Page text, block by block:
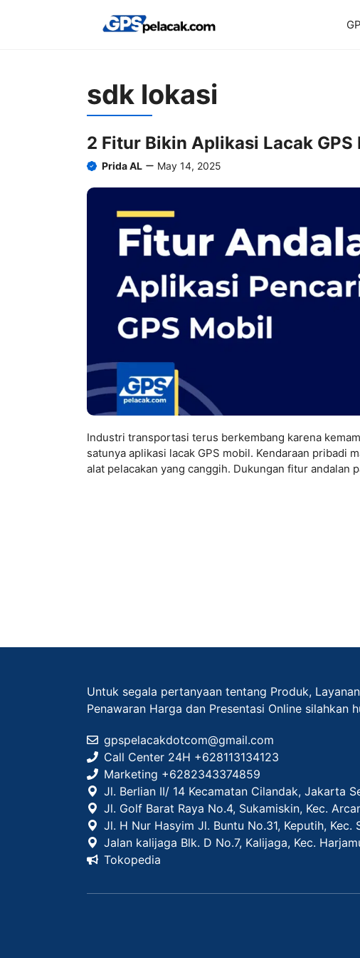
sdk lokasi
2 Fitur Bikin Aplikasi Lacak
Prida AL May 14, 2025
Industri transportasi terus berkembang karena
satunya aplikasi lacak GPS mobil. Kendaraan pribadi
alat pelacakan yang canggih. Dukungan fitur andalan
Untuk segala pertanyaan tentang Produk,
Penawaran Harga dan Presentasi Online silahkan
gpspelacakdotcom@gmail.com
Call Center 24H +628113134123
Marketing +6282343374859
Jl. Berlian II/ 14 Kecamatan Cilandak, Jakarta
Jl. Golf Barat Raya No.4, Sukamiskin, Kec.
Jl. H Nur Hasyim Jl. Buntu No.31, Keputih, Kec.
Jalan kalijaga Blk. D No.7, Kalijaga, Kec.
Tokopedia